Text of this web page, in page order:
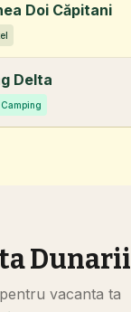
Doi Căpitani
Delta
Camping
Dunarii
vacanta ta